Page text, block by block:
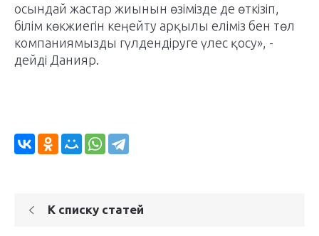
осындай жастар жиынын өзімізде де өткізіп,
білім көкжиегін кеңейту арқылы еліміз бен төл
компаниямызды гүлдендіруге үлес қосу», -
дейді Данияр.
К списку статей